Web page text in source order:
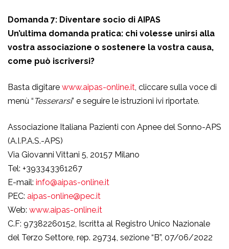
Domanda 7: Diventare socio di AIPAS
Un’ultima domanda pratica: chi volesse unirsi alla
vostra associazione o sostenere la vostra causa,
come può iscriversi?
Basta digitare www.aipas-online.it, cliccare sulla voce di
menù “ Tesserarsi” e seguire le istruzioni ivi riportate.
Associazione Italiana Pazienti con Apnee del Sonno-APS
(A.I.P.A.S.-APS)
Via Giovanni Vittani 5, 20157 Milano
Tel: +393343361267
E-mail: info@aipas-online.it
PEC: aipas-online@pec.it
Web: www.aipas-online.it
C.F: 97382260152, Iscritta al Registro Unico Nazionale
del Terzo Settore, rep. 29734, sezione “B”, 07/06/2022